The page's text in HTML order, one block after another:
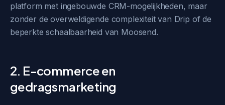
platform met ingebouwde CRM-mogelijkheden, maar
zonder de overweldigende complexiteit van Drip of de
beperkte schaalbaarheid van Moosend.
2. E-commerce en
gedragsmarketing